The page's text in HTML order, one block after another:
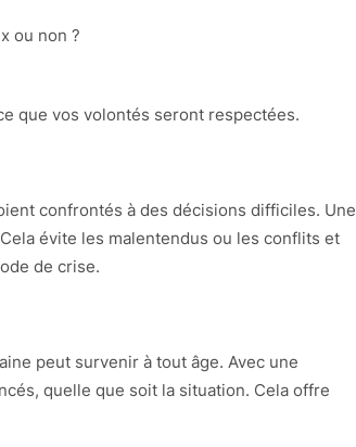
ou non ?
que vos volontés seront respectées.
confrontés à des décisions difficiles. Une
évite les malentendus ou les conflits et
de crise.
peut survenir à tout âge. Avec une
quelle que soit la situation. Cela offre